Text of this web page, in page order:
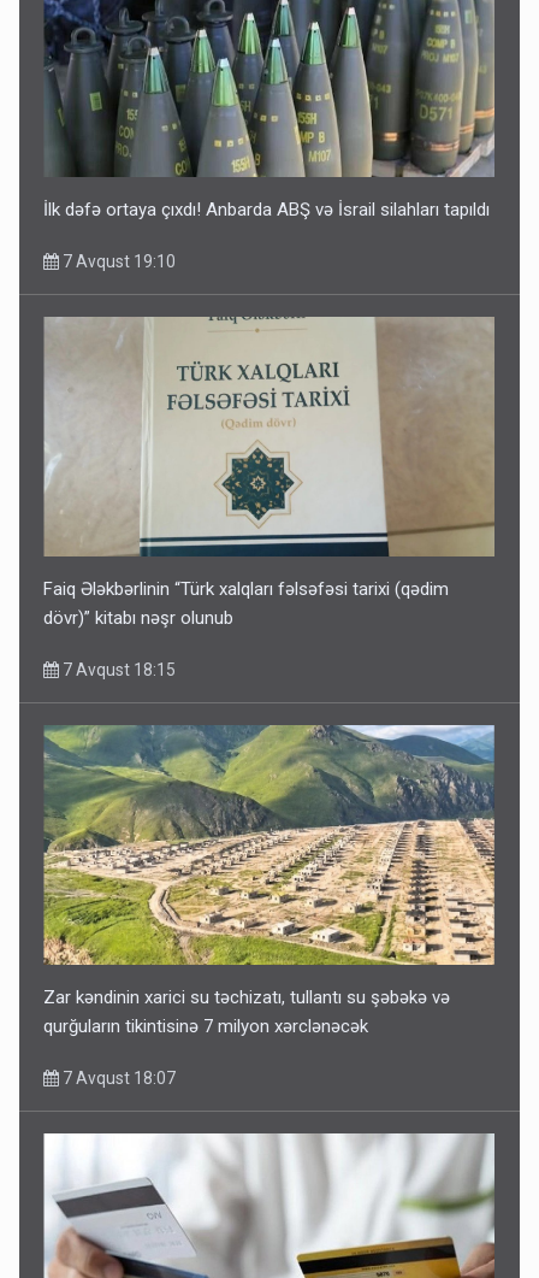
İlk dəfə ortaya çıxdı! Anbarda ABŞ və İsrail silahları tapıldı
7 Avqust 19:10
Faiq Ələkbərlinin “Türk xalqları fəlsəfəsi tarixi (qədim
dövr)” kitabı nəşr olunub
7 Avqust 18:15
Zar kəndinin xarici su təchizatı, tullantı su şəbəkə və
qurğuların tikintisinə 7 milyon xərclənəcək
7 Avqust 18:07